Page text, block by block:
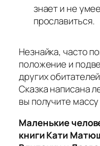
знает и не
прославиться.
Незнайка, часто
положение и
других
Сказка написана
вы получите
Маленькие
книги Кати